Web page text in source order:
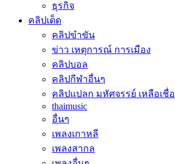
ธุรกิจ
คลิปเด็ด
คลิปขำขัน
ข่าว เหตุการณ์ การเมือง
คลิปบอล
คลิปกีฬาอื่นๆ
คลิปแปลก มหัศจรรย์ เหลือเชื่อ
thaimusic
อื่นๆ
เพลงเกาหลี
เพลงสากล